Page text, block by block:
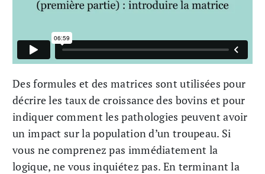
Des formules et des matrices sont utilisées pour
décrire les taux de croissance des bovins et pour
indiquer comment les pathologies peuvent avoir
un impact sur la population d’un troupeau. Si
vous ne comprenez pas immédiatement la
logique, ne vous inquiétez pas. En terminant la